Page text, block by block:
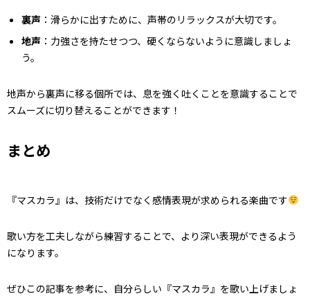
裏声 ：滑らかに出すために、声帯のリラックスが大切です。
地声 ：力強さを持たせつつ、硬くならないように意識しましょ
う。
地声から裏声に移る個所では、息を強く吐くことを意識することで
スムーズに切り替えることができます！
まとめ
『マスカラ』は、技術だけでなく感情表現が求められる楽曲です
歌い方を工夫しながら練習することで、より深い表現ができるよう
になります。
ぜひこの記事を参考に、自分らしい『マスカラ』を歌い上げましょ